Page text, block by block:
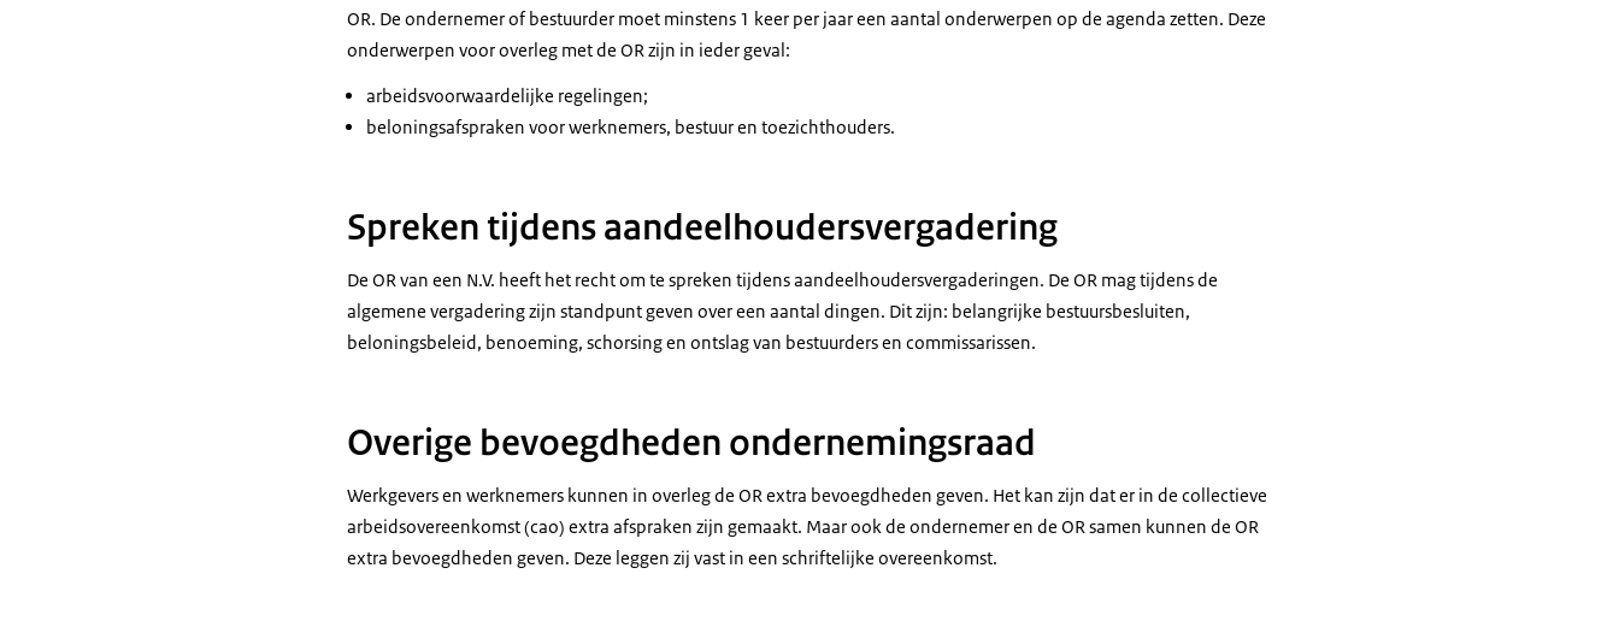
OR. De ondernemer of bestuurder moet minstens 1 keer per jaar een aantal onderwerpen op de agenda zetten. Deze
onderwerpen voor overleg met de OR zijn in ieder geval:
arbeidsvoorwaardelijke regelingen;
beloningsafspraken voor werknemers, bestuur en toezichthouders.
Spreken tijdens aandeelhoudersvergadering
De OR van een N.V. heeft het recht om te spreken tijdens aandeelhoudersvergaderingen. De OR mag tijdens de
algemene vergadering zijn standpunt geven over een aantal dingen. Dit zijn: belangrijke bestuursbesluiten,
beloningsbeleid, benoeming, schorsing en ontslag van bestuurders en commissarissen.
Overige bevoegdheden ondernemingsraad
Werkgevers en werknemers kunnen in overleg de OR extra bevoegdheden geven. Het kan zijn dat er in de collectieve
arbeidsovereenkomst (cao) extra afspraken zijn gemaakt. Maar ook de ondernemer en de OR samen kunnen de OR
extra bevoegdheden geven. Deze leggen zij vast in een schriftelijke overeenkomst.